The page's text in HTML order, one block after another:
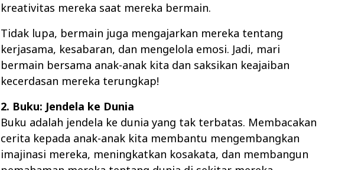
kreativitas mereka saat mereka bermain.
Tidak lupa, bermain juga mengajarkan mereka tentang
kerjasama, kesabaran, dan mengelola emosi. Jadi, mari
bermain bersama anak-anak kita dan saksikan keajaiban
kecerdasan mereka terungkap!
2. Buku: Jendela ke Dunia
Buku adalah jendela ke dunia yang tak terbatas. Membacakan
cerita kepada anak-anak kita membantu mengembangkan
imajinasi mereka, meningkatkan kosakata, dan membangun